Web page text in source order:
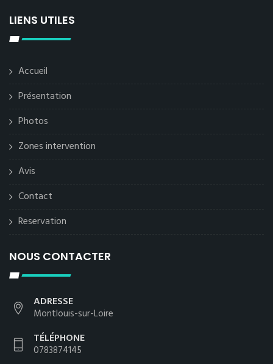
LIENS UTILES
Accueil
Présentation
Photos
Zones intervention
Avis
Contact
Reservation
NOUS CONTACTER
ADRESSE
Montlouis-sur-Loire
TÉLÉPHONE
0783874145